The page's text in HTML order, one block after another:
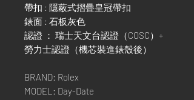
帶扣 : 隱蔽式摺疊皇冠帶扣
錶面 : 石板灰色
認證 ： 瑞士天文台認證（COSC）+
勞力士認證（機芯裝進錶殼後）
BRAND: Rolex
MODEL: Day-Date